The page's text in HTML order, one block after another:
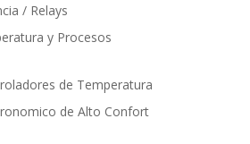
/ Relays
y Procesos
de Temperatura
de Alto Confort